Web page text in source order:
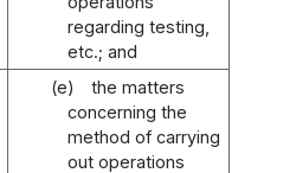
regarding testing,
etc.; and
(e)
the matters
concerning the
method of carrying
out operations